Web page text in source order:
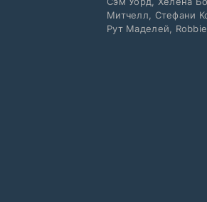
Митчелл, Стефани
Рут Маделей,